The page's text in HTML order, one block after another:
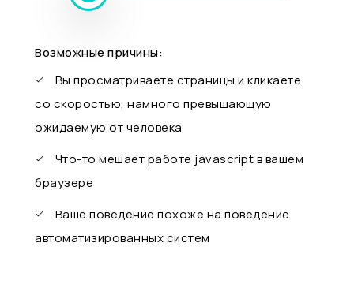
Возможные причины:
Вы просматриваете страницы и кликаете
со скоростью, намного превышающую
ожидаемую от человека
Что-то мешает работе javascript в вашем
браузере
Ваше поведение похоже на поведение
автоматизированных систем